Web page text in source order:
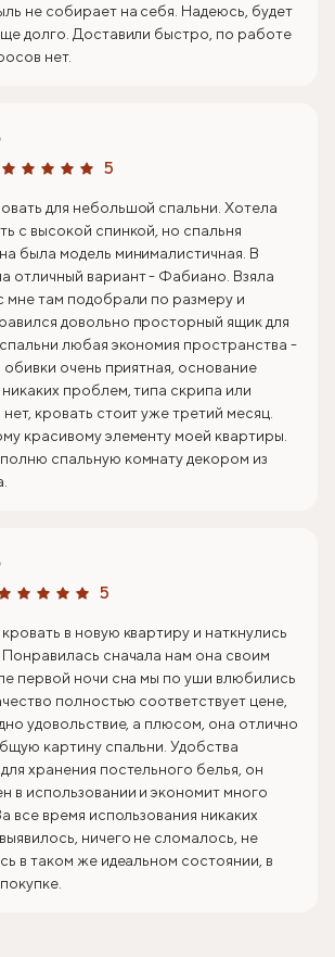
не собирает на себя. Надеюсь, будет
долго. Доставили быстро, по работе
нет.
5
для небольшой спальни. Хотела
с высокой спинкой, но спальня
была модель минималистичная. В
отличный вариант - Фабиано. Взяла
мне там подобрали по размеру и
довольно просторный ящик для
любая экономия пространства -
обивки очень приятная, основание
проблем, типа скрипа или
кровать стоит уже третий месяц.
красивому элементу моей квартиры.
спальную комнату декором из
5
в новую квартиру и наткнулись
сначала нам она своим
первой ночи сна мы по уши влюбились
полностью соответствует цене,
удовольствие, а плюсом, она отлично
картину спальни. Удобства
хранения постельного белья, он
в использовании и экономит много
все время использования никаких
ничего не сломалось, не
в таком же идеальном состоянии, в